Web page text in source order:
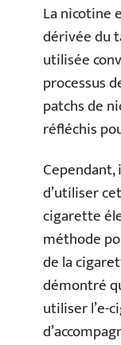
La nicotine
dérivée du
utilisée
processus
patchs de
réfléchis
d’utiliser
cigarette
méthode
de la
démontré
utiliser l’e-